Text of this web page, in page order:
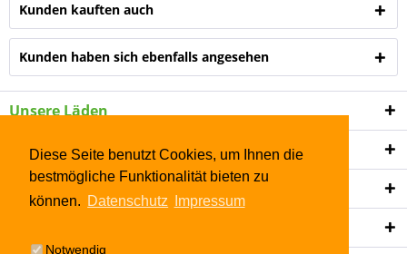
Diese Seite benutzt Cookies, um Ihnen die
bestmögliche Funktionalität bieten zu
können. Datenschutz Impressum
Notwendig
Kunden kauften auch
Kunden haben sich ebenfalls angesehen
Unsere Läden
Shop Service
Informationen